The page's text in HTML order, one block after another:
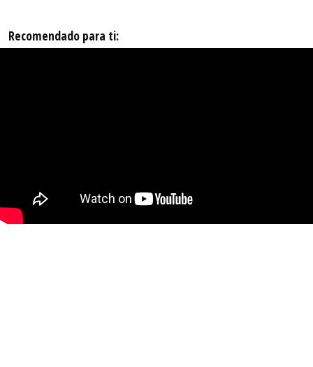
Recomendado para ti: